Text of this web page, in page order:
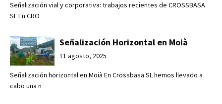
Señalización vial y corporativa: trabajos recientes de CROSSBASA
SL En CRO
Señalización Horizontal en Moià
11 agosto, 2025
Señalización horizontal en Moià En Crossbasa SL hemos llevado a
cabo una n